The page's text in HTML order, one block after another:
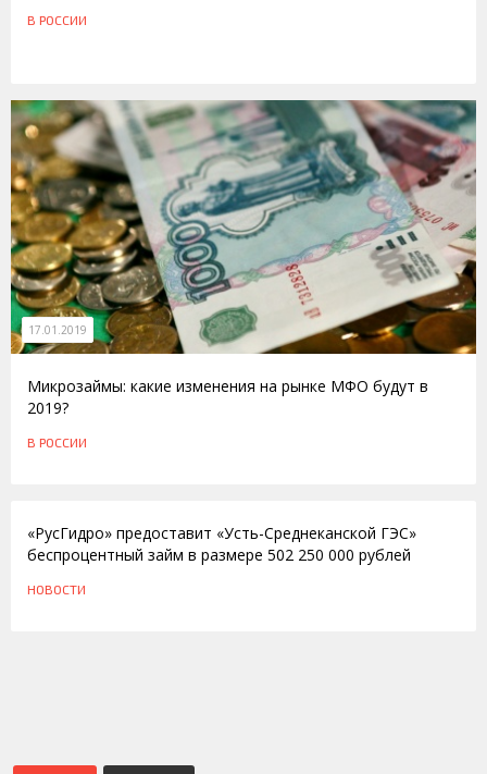
В РОССИИ
17.01.2019
Микрозаймы: какие изменения на рынке МФО будут в
2019?
В РОССИИ
«РусГидро» предоставит «Усть-Среднеканской ГЭС»
беспроцентный займ в размере 502 250 000 рублей
НОВОСТИ